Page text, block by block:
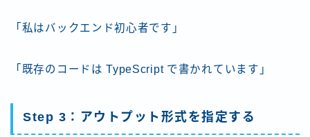
「私はバックエンド初心者です」
「既存のコードは TypeScript で書かれています」
Step 3：アウトプット形式を指定する